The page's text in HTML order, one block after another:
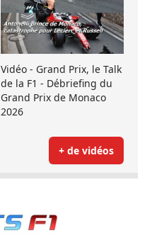
Vidéo - Grand Prix, le Talk
de la F1 - Débriefing du
Grand Prix de Monaco
2026
+ de vidéos